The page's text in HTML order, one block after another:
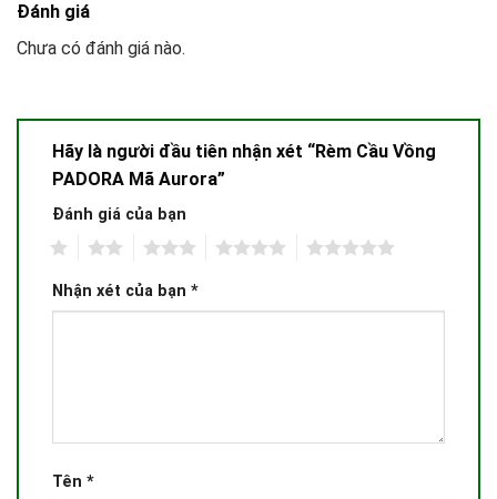
Đánh giá
Chưa có đánh giá nào.
Hãy là người đầu tiên nhận xét “Rèm Cầu Vồng
PADORA Mã Aurora”
Đánh giá của bạn
Nhận xét của bạn *
Tên *